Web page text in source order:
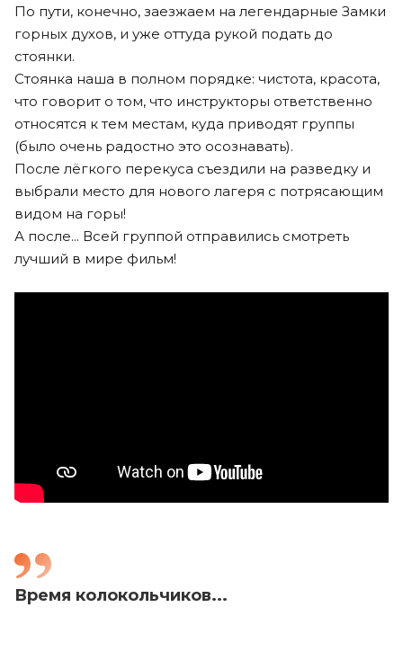
По пути, конечно, заезжаем на легендарные Замки
горных духов, и уже оттуда рукой подать до
стоянки.
Стоянка наша в полном порядке: чистота, красота,
что говорит о том, что инструкторы ответственно
относятся к тем местам, куда приводят группы
(было очень радостно это осознавать).
После лёгкого перекуса съездили на разведку и
выбрали место для нового лагеря с потрясающим
видом на горы!
А после... Всей группой отправились смотреть
лучший в мире фильм!
Время колокольчиков...